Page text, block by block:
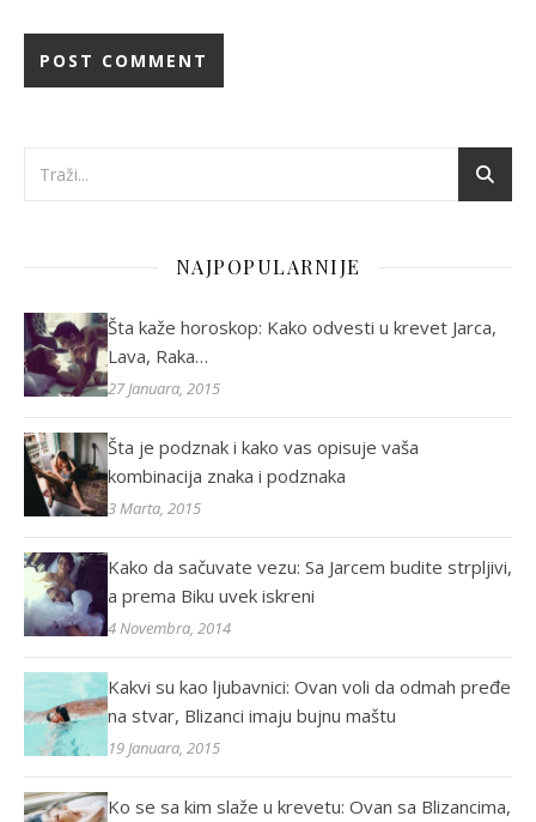
NAJPOPULARNIJE
Šta kaže horoskop: Kako odvesti u krevet Jarca,
Lava, Raka…
27 Januara, 2015
Šta je podznak i kako vas opisuje vaša
kombinacija znaka i podznaka
3 Marta, 2015
Kako da sačuvate vezu: Sa Jarcem budite strpljivi,
a prema Biku uvek iskreni
4 Novembra, 2014
Kakvi su kao ljubavnici: Ovan voli da odmah pređe
na stvar, Blizanci imaju bujnu maštu
19 Januara, 2015
Ko se sa kim slaže u krevetu: Ovan sa Blizancima,